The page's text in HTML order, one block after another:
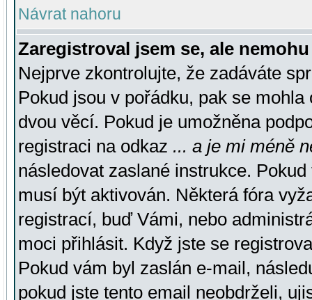
Návrat nahoru
Zaregistroval jsem se, ale
Nejprve zkontrolujte, že zadáváte
Pokud jsou v pořádku, pak se
dvou věcí. Pokud je umožněna
registraci na odkaz ... a je mi méně
následovat zaslané instrukce.
musí být aktivován. Některá fóra
registrací, buď Vámi, nebo
moci přihlásit. Když jste se
Pokud vám byl zaslán e-mail,
pokud jste tento email neobdrželi,